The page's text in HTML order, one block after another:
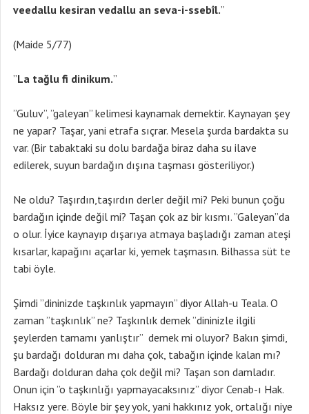
veedallu kesiran vedallu an seva-i-ssebîl.”
(Maide 5/77)
”La tağlu fi dinikum.”
”Guluv”, ”galeyan” kelimesi kaynamak demektir. Kaynayan şey
ne yapar? Taşar, yani etrafa sıçrar. Mesela şurda bardakta su
var. (Bir tabaktaki su dolu bardağa biraz daha su ilave
edilerek, suyun bardağın dışına taşması gösteriliyor.)
Ne oldu? Taşırdın,taşırdın derler değil mi? Peki bunun çoğu
bardağın içinde değil mi? Taşan çok az bir kısmı. ”Galeyan”da
o olur. İyice kaynayıp dışarıya atmaya başladığı zaman ateşi
kısarlar, kapağını açarlar ki, yemek taşmasın. Bilhassa süt te
tabi öyle.
Şimdi ”dininizde taşkınlık yapmayın” diyor Allah-u Teala. O
zaman ”taşkınlık” ne? Taşkınlık demek ”dininizle ilgili
şeylerden tamamı yanlıştır” demek mi oluyor? Bakın şimdi,
şu bardağı dolduran mı daha çok, tabağın içinde kalan mı?
Bardağı dolduran daha çok değil mi? Taşan son damladır.
Onun için ”o taşkınlığı yapmayacaksınız” diyor Cenab-ı Hak.
Haksız yere. Böyle bir şey yok, yani hakkınız yok, ortalığı niye